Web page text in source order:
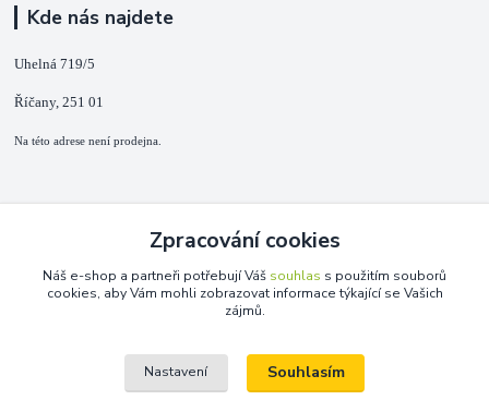
Kde nás najdete
Uhelná 719/5
Říčany, 251 01
Na této adrese není prodejna.
+420 725 889 873
(Po-Ne, 9-18 hod.)
Zpracování cookies
Náš e-shop a partneři potřebují Váš souhlas s použitím souborů
cookies, aby Vám mohli zobrazovat informace týkající se Vašich
zájmů.
Nastavení Souhlasím